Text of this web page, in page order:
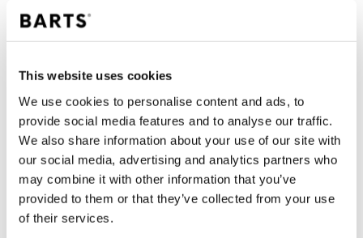
This website uses cookies
We use cookies to personalise content and ads, to
provide social media features and to analyse our traffic.
We also share information about your use of our site with
our social media, advertising and analytics partners who
may combine it with other information that you’ve
provided to them or that they’ve collected from your use
of their services.
Gratis verzending voor orders boven € 50,- binnen
NL
Binnen 30 dagen retourneren
BESCHRIJVING
Sportieve zwemshorts voor dames